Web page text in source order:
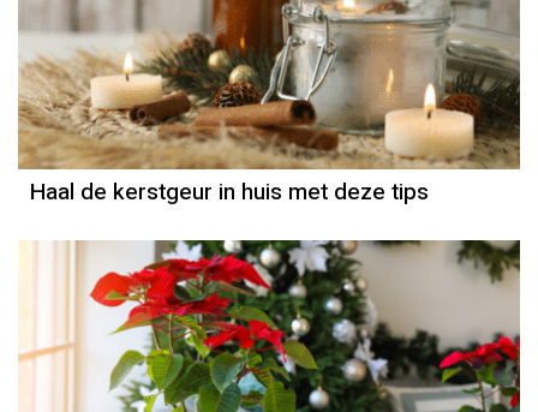
Haal de kerstgeur in huis met deze tips